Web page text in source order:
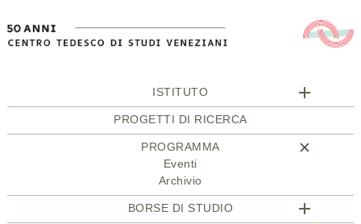
ISTITUTO
PROGETTI DI RICERCA
PROGRAMMA
Eventi
Archivio
BORSE DI STUDIO